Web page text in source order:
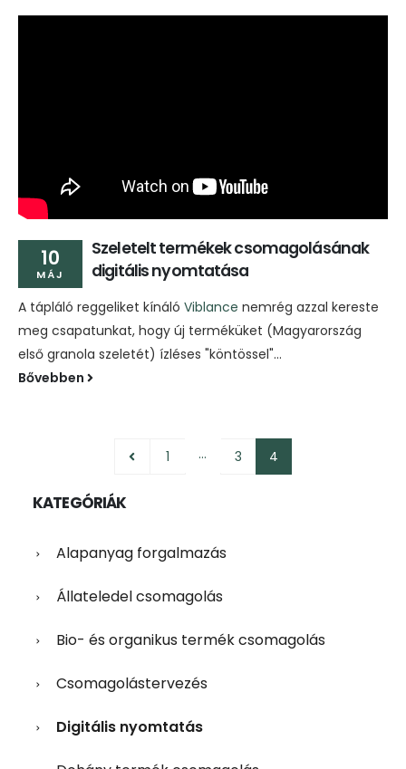
10
MÁJ
Szeletelt termékek csomagolásának
digitális nyomtatása
A tápláló reggeliket kínáló Viblance nemrég azzal kereste
meg csapatunkat, hogy új terméküket (Magyarország
első granola szeletét) ízléses "köntössel"...
Bővebben
1 … 3 4
KATEGÓRIÁK
Alapanyag forgalmazás
Állateledel csomagolás
Bio- és organikus termék csomagolás
Csomagolástervezés
Digitális nyomtatás